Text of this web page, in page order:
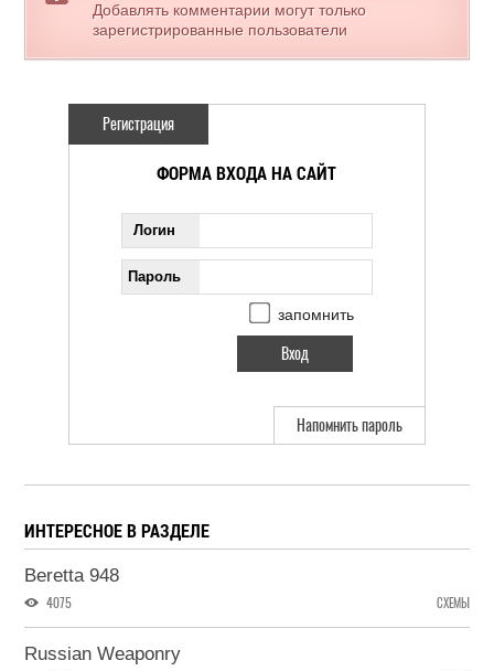
Добавлять комментарии могут только
зарегистрированные пользователи
Регистрация
ФОРМА ВХОДА НА САЙТ
Логин
Пароль
запомнить
Напомнить пароль
ИНТЕРЕСНОЕ В РАЗДЕЛЕ
Beretta 948
4075 СХЕМЫ
Russian Weaponry